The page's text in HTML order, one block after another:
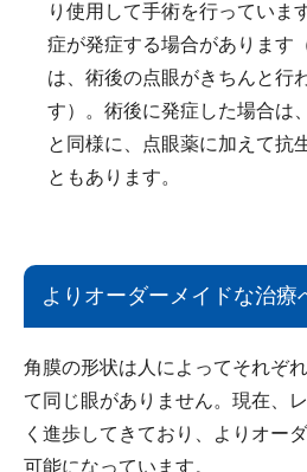
り使用して手術を行っていま
症が発症する場合があります
は、術後の点眼がきちんと行
す）。術後に発症した場合は
と同様に、点眼薬に加えて抗
ともあります。
よりオーダーメイドな治療
角膜の形状は人によってそれぞ
て同じ眼がありません。現在、
く進歩してきており、よりオー
可能になっています。